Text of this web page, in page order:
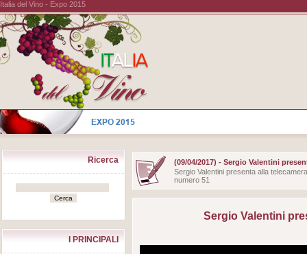
Italia del Vino - Expo 2015
Ricerca
I PRINCIPALI
(09/04/2017) - Sergio Valentini
Sergio Valentini presenta alla
numero 51
Sergio Valentini